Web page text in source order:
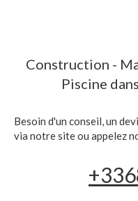
Construction -
Piscine
Besoin d'un conseil, un
via notre site ou appelez